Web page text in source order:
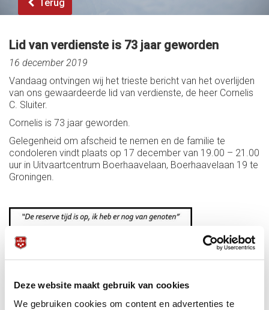
Deze website maakt gebruik van cookies
We gebruiken cookies om content en advertenties te
Terug
Lid van verdienste is 73 jaar geworden
16 december 2019
Vandaag ontvingen wij het trieste bericht van het overlijden
van ons gewaardeerde lid van verdienste, de heer Cornelis
C. Sluiter.
Cornelis is 73 jaar geworden.
Gelegenheid om afscheid te nemen en de familie te
condoleren vindt plaats op 17 december van 19.00 – 21.00
uur in Uitvaartcentrum Boerhaavelaan, Boerhaavelaan 19 te
Groningen.